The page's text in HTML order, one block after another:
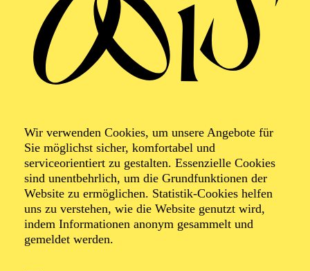
Wir verwenden Cookies, um unsere Angebote für
Sie möglichst sicher, komfortabel und
serviceorientiert zu gestalten. Essenzielle Cookies
sind unentbehrlich, um die Grundfunktionen der
Website zu ermöglichen. Statistik-Cookies helfen
uns zu verstehen, wie die Website genutzt wird,
indem Informationen anonym gesammelt und
gemeldet werden.
Freitag
04.09.2026
20:00 - 23:00
Alfried Krupp Saal
Veranstalter: Theater-, Konzert- u. Gastspieldirektion OTTO
HOFNER GMBH
TICKETS
55,20 52,70€
Die Veranstaltung ist vom Angebot der TUPcard ausgeschlossen.